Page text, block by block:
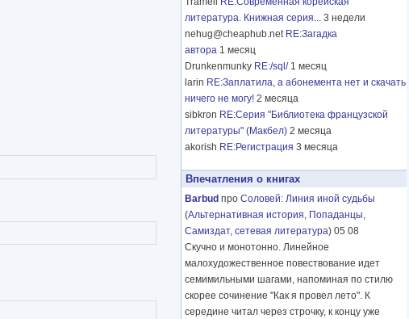
литература. Книжная серия... 3 недели
nehug@cheaphub.net RE:Загадка
автора 1 месяц
Drunkenmunky RE:/sql/ 1 месяц
larin RE:Заплатила, а абонемента нет и скачать
ничего не могу! 2 месяца
sibkron RE:Серия "Библиотека французской
литературы" (Макбел) 2 месяца
akorish RE:Регистрация 3 месяца
Впечатления о книгах
Barbud про Соловей: Линия иной судьбы
(Альтернативная история, Попаданцы,
Самиздат, сетевая литература) 05 08
Скучно и монотонно. Линейное
малохудожественное повествование идет
семимильными шагами, напоминая по стилю
скорее сочинение "Как я провел лето". К
середине читал через строчку, к концу уже